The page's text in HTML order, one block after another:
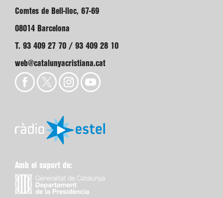
Comtes de Bell-lloc, 67-69
08014 Barcelona
T. 93 409 27 70 / 93 409 28 10
web@catalunyacristiana.cat
Amb el suport de: